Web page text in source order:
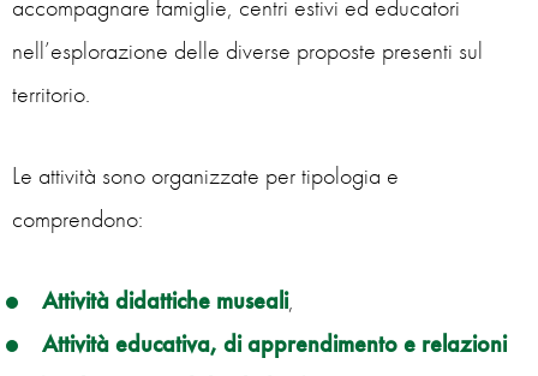
accompagnare famiglie, centri estivi ed educatori
nell’esplorazione delle diverse proposte presenti sul
territorio.
Le attività sono organizzate per tipologia e
comprendono:
Attività didattiche museali,
Attività educativa, di apprendimento e relazioni